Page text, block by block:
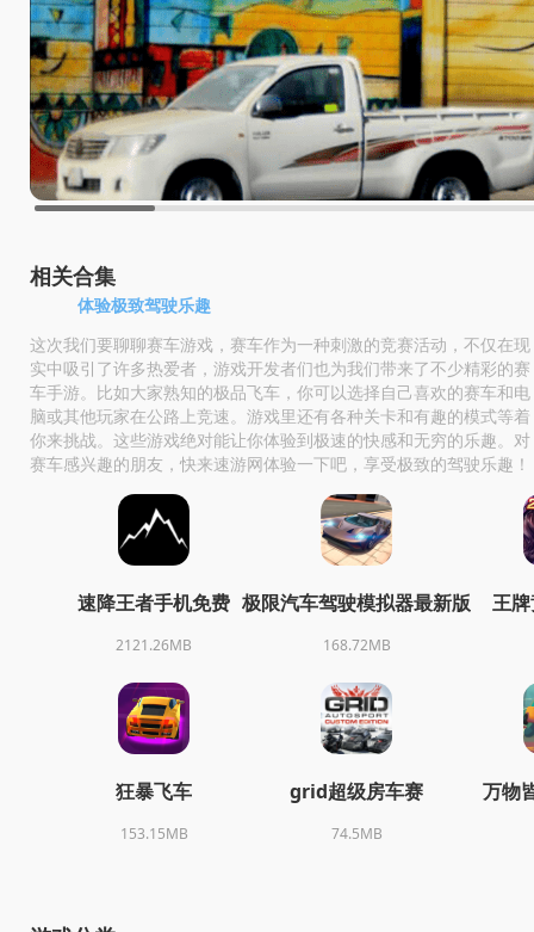
相关合集
体验极致驾驶乐趣
这次我们要聊聊赛车游戏，赛车作为一种刺激的竞赛活动，不仅在现
实中吸引了许多热爱者，游戏开发者们也为我们带来了不少精彩的赛
车手游。比如大家熟知的极品飞车，你可以选择自己喜欢的赛车和电
脑或其他玩家在公路上竞速。游戏里还有各种关卡和有趣的模式等着
你来挑战。这些游戏绝对能让你体验到极速的快感和无穷的乐趣。对
赛车感兴趣的朋友，快来速游网体验一下吧，享受极致的驾驶乐趣！
速降王者手机免费
2121.26MB
极限汽车驾驶模拟器最新版
168.72MB
王
狂暴飞车
153.15MB
grid超级房车赛
74.5MB
万物